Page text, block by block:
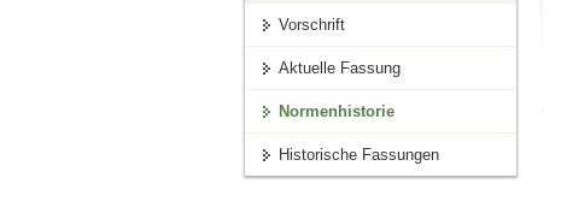
Vorschrift
Aktuelle Fassung
Normenhistorie
Historische Fassungen